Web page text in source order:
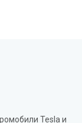
Tesla и